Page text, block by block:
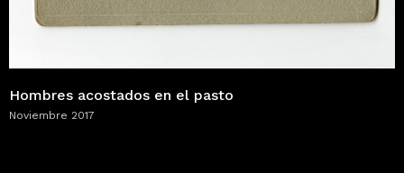
Hombres acostados en el pasto
Noviembre 2017